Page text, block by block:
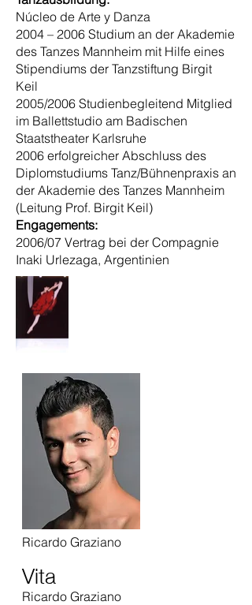
Núcleo de Arte y Danza
2004 – 2006 Studium an der Akademie
des Tanzes Mannheim mit Hilfe eines
Stipendiums der Tanzstiftung Birgit
Keil
2005/2006 Studienbegleitend Mitglied
im Ballettstudio am Badischen
Staatstheater Karlsruhe
2006 erfolgreicher Abschluss des
Diplomstudiums Tanz/Bühnenpraxis an
der Akademie des Tanzes Mannheim
(Leitung Prof. Birgit Keil)
Engagements:
2006/07 Vertrag bei der Compagnie
Inaki Urlezaga, Argentinien
Ricardo Graziano
Vita
Ricardo Graziano